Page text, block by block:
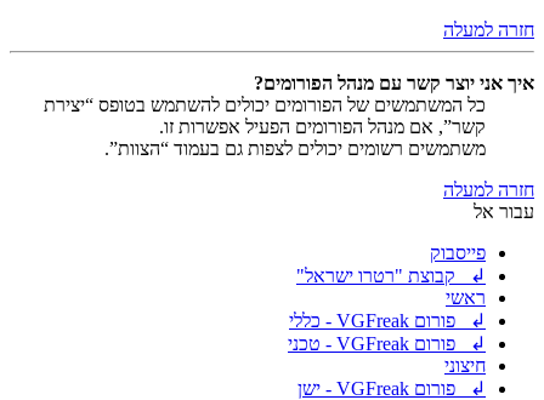
חזרה למעלה
איך אני יוצר קשר עם מנהל הפורומים?
כל המשתמשים של הפורומים יכולים להשתמש בטופס “יצירת
קשר”, אם מנהל הפורומים הפעיל אפשרות זו.
משתמשים רשומים יכולים לצפות גם בעמוד “הצוות”.
חזרה למעלה
עבור אל
פייסבוק
↲ קבוצת "רטרו ישראל"
ראשי
↲ פורום VGFreak - כללי
↲ פורום VGFreak - טכני
חיצוני
↲ פורום VGFreak - ישן